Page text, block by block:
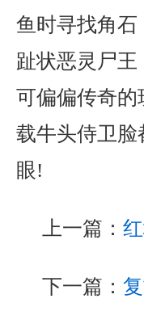
鱼时寻找角石
趾状恶灵尸
可偏偏传奇
载牛头侍卫
眼!
上一篇：
下一篇：